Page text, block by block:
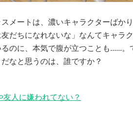
メートは、濃いキャラクターばか
だちになれないな」なんてキャラ
のに、本気で腹が立つことも......。
なと思うのは、誰ですか？
人に嫌われてない？